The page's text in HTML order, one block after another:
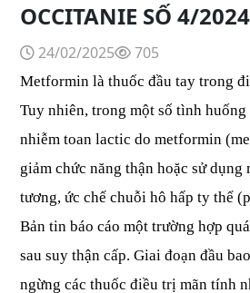
OCCITANIE SỐ 4/2024
24/02/2025 705
Metformin là thuốc đầu tay trong
Tuy nhiên, trong một số tình
nhiễm toan lactic do metformin
giảm chức năng thận hoặc sử
tương, ức chế chuỗi hô hấp ty thể
Bản tin báo cáo một trường hợp
sau suy thận cấp. Giai đoạn đầu
ngừng các thuốc điều trị mãn tính